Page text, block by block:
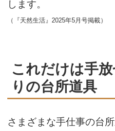
します。
（『天然生活』2025年5月号掲載）
これだけは手
りの台所道具
さまざまな手仕事の台